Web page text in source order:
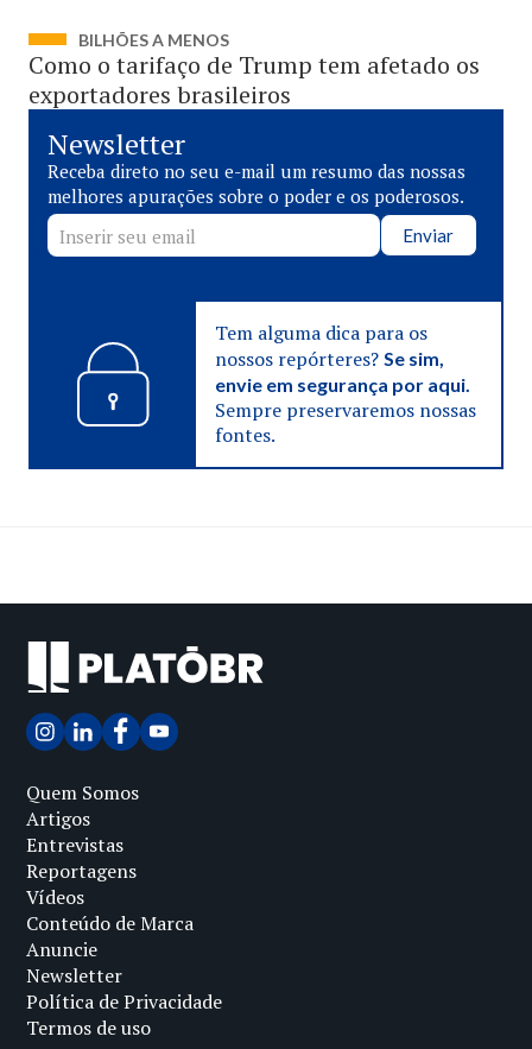
BILHÕES A MENOS
Como o tarifaço de Trump tem afetado os
exportadores brasileiros
Newsletter
Receba direto no seu e-mail um resumo das nossas
melhores apurações sobre o poder e os poderosos.
Enviar
Tem alguma dica para os
nossos repórteres? Se sim,
envie em segurança por aqui.
Sempre preservaremos nossas
fontes.
Quem Somos
Artigos
Entrevistas
Reportagens
Vídeos
Conteúdo de Marca
Anuncie
Newsletter
Política de Privacidade
Termos de uso